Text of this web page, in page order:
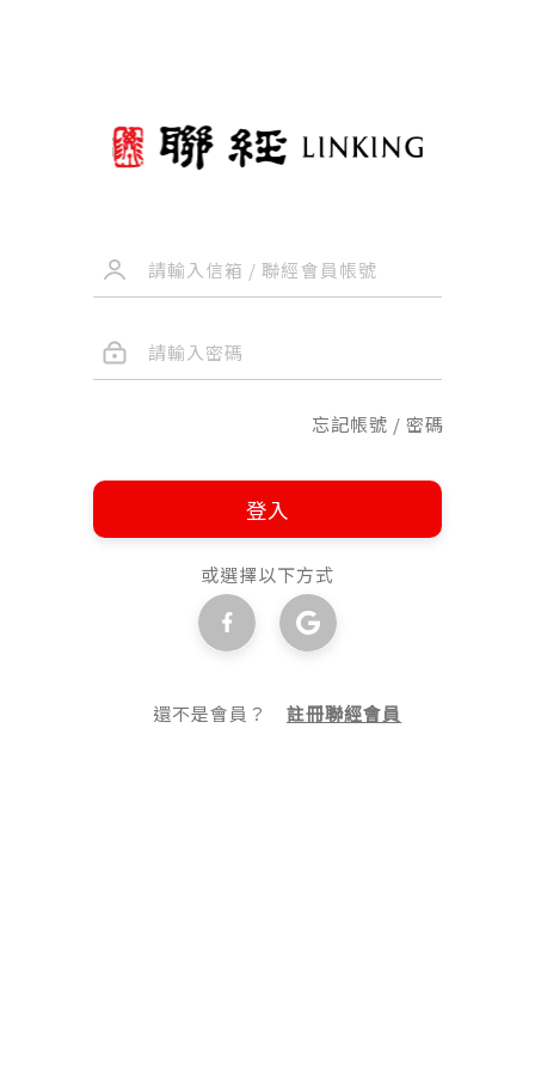
忘記帳號 / 密碼
登入
或選擇以下方式
還不是會員？註冊聯經會員